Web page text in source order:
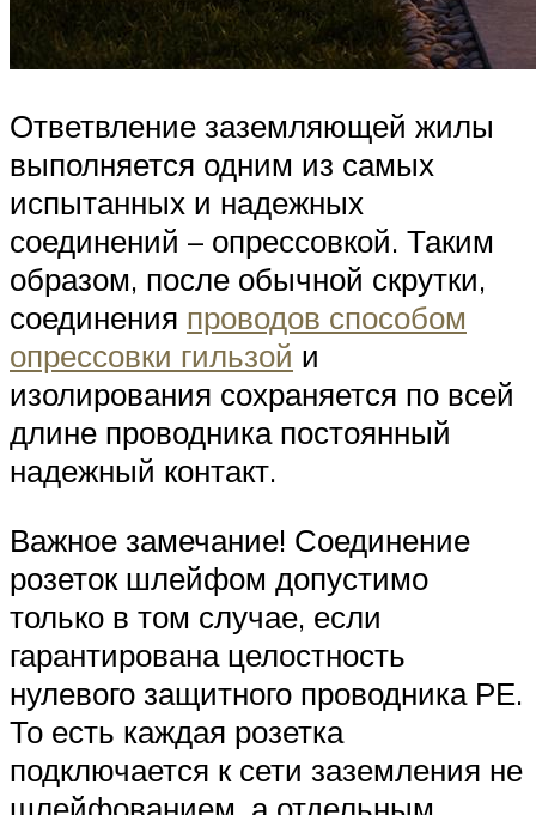
Ответвление заземляющей жилы
выполняется одним из самых
испытанных и надежных
соединений – опрессовкой. Таким
образом, после обычной скрутки,
соединения проводов способом
опрессовки гильзой и
изолирования сохраняется по всей
длине проводника постоянный
надежный контакт.
Важное замечание! Соединение
розеток шлейфом допустимо
только в том случае, если
гарантирована целостность
нулевого защитного проводника РЕ.
То есть каждая розетка
подключается к сети заземления не